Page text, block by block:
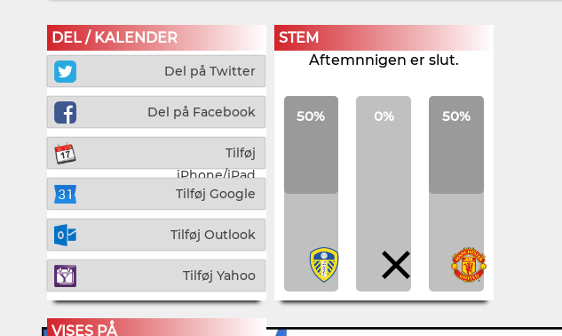
DEL / KALENDER
Del på Twitter
Del på Facebook
Tilføj
iPhone/iPad
Tilføj Google
Tilføj Outlook
Tilføj Yahoo
STEM
Aftemnnigen er slut.
50% 0% 50%
VISES PÅ